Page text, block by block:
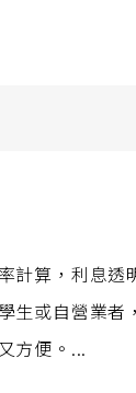
計算，利息透
生或自營業者
方便。...